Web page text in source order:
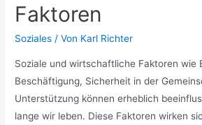
Faktoren
Soziales / Von Karl Richter
Soziale und wirtschaftliche Faktoren wie
Beschäftigung, Sicherheit in der
Unterstützung können erheblich
lange wir leben. Diese Faktoren wirken